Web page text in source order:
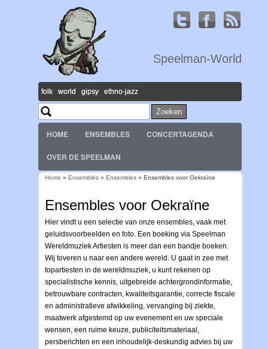
folk world gipsy ethno-jazz
Speelman-World
Zoekveld
Zoeken
HOME ENSEMBLES CONCERTAGENDA
OVER DE SPEELMAN
Home » Ensembles » Ensembles » Ensembles voor Oekraïne
Ensembles voor Oekraïne
Hier vindt u een selectie van onze ensembles, vaak met
geluidsvoorbeelden en foto. Een boeking via Speelman
Wereldmuziek Artiesten is meer dan een bandje boeken.
Wij toveren u naar een andere wereld. U gaat in zee met
topartiesten in de wereldmuziek, u kunt rekenen op
specialistische kennis, uitgebreide achtergrondinformatie,
betrouwbare contracten, kwaliteitsgarantie, correcte fiscale
en administratieve afwikkeling, vervanging bij ziekte,
maatwerk afgestemd op uw evenement en uw speciale
wensen, een ruime keuze, publiciteitsmateriaal,
persberichten en een inhoudelijk-deskundig advies bij uw